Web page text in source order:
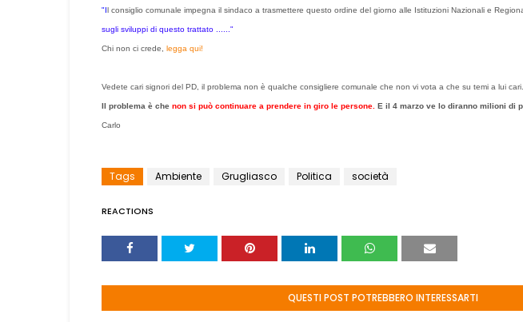
"Il consiglio comunale impegna il sindaco a trasmettere questo ordine del giorno alle Istituzioni Nazionali e
sugli sviluppi di questo trattato ......"
Chi non ci crede, legga qui!
Vedete cari signori del PD, il problema non è qualche consigliere comunale che non vi vota a che su temi a lui cari.
Il problema è che non si può continuare a prendere in giro le persone. E il 4 marzo ve lo diranno milioni di
Carlo
Tags Ambiente Grugliasco Politica società
REACTIONS
QUESTI POST POTREBBERO INTERESSARTI